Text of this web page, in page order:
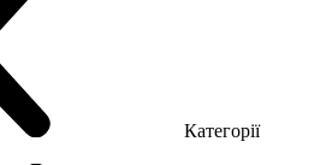
Категорії